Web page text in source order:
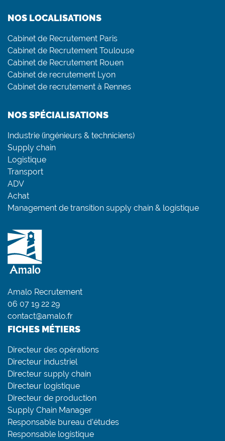
NOS LOCALISATIONS
Cabinet de Recrutement Paris
Cabinet de Recrutement Toulouse
Cabinet de Recrutement Rouen
Cabinet de recrutement Lyon
Cabinet de recrutement à Rennes
NOS SPÉCIALISATIONS
Industrie (ingénieurs & techniciens)
Supply chain
Logistique
Transport
ADV
Achat
Management de transition supply chain & logistique
Amalo Recrutement
06 07 19 22 29
contact@amalo.fr
FICHES MÉTIERS
Directeur des opérations
Directeur industriel
Directeur supply chain
Directeur logistique
Directeur de production
Supply Chain Manager
Responsable bureau d’études
Responsable logistique